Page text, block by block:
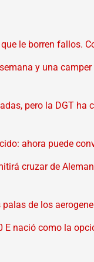
le borren fallos.
y una
pero la DGT
ahora puede
cruzar de
de los
E nació como la